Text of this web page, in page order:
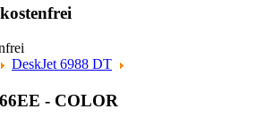
DeskJet 6988 DT
- COLOR